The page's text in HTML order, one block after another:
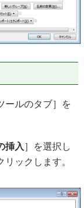
ールのタブ］を
挿入 ］を選択し
リックします。